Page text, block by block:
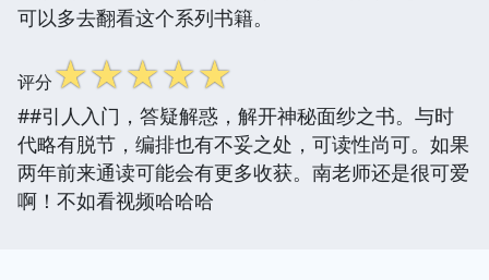
可以多去翻看这个系列书籍。
评分☆☆☆☆☆
##引人入门，答疑解惑，解开神秘面纱之书。与时
代略有脱节，编排也有不妥之处，可读性尚可。如果
两年前来通读可能会有更多收获。南老师还是很可爱
啊！不如看视频哈哈哈